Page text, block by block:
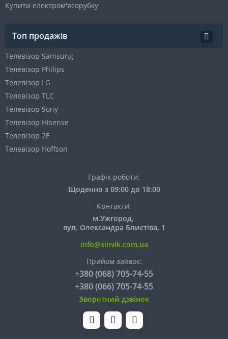
Купити електром'ясорубку
Топ продажів
Телевізор Samsung
Телевізор Philips
Телевізор LG
Телевізор TLC
Телевізор Sony
Телевізор Hisense
Телевізор 2E
Телевізор Hoffson
Графік роботи:
Щоденно з 09:00 до 18:00
Контакти:
м.Ужгород,
вул. Олександра Блистіва, 1
info@sinvik.com.ua
Прийом заявок:
+380 (068) 705-74-55
+380 (066) 705-74-55
Зворотний дзвінок